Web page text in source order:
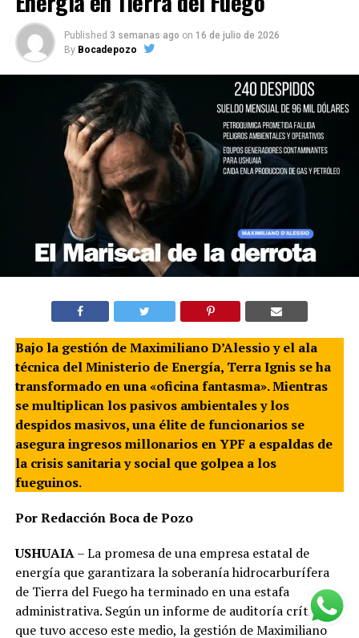
Published 3 semanas ago on 16 de julio de 2026
By Bocadepozo
Bajo la gestión de Maximiliano D’Alessio y el ala
técnica del Ministerio de Energía, Terra Ignis se ha
transformado en una «oficina fantasma». Mientras
se multiplican los pasivos ambientales y los
despidos masivos, una élite de funcionarios se
asegura ingresos millonarios en YPF a espaldas de
la crisis sanitaria y social que golpea a los
fueguinos.
Por Redacción Boca de Pozo
USHUAIA– La promesa de una empresa estatal de
energía que garantizara la soberanía hidrocarburífera
de Tierra del Fuego ha terminado en una estafa
administrativa. Según un informe de auditoría crítica al
que tuvo acceso este medio, la gestión de Maximiliano